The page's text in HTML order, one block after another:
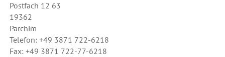
Postfach 12 63
19362
Parchim
Telefon: +49 3871 722-6218
Fax: +49 3871 722-77-6218